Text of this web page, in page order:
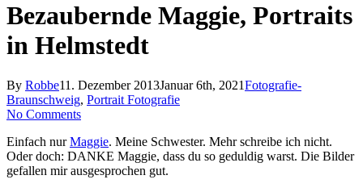
Bezaubernde Maggie, Portraits
in Helmstedt
By Robbe11. Dezember 2013Januar 6th, 2021Fotografie-
Braunschweig, Portrait Fotografie
No Comments
Einfach nurMaggie. Meine Schwester. Mehr schreibe ich nicht.
Oder doch: DANKE Maggie, dass du so geduldig warst. Die Bilder
gefallen mir ausgesprochen gut.